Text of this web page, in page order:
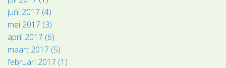
juni 2017 (4)
mei 2017 (3)
april 2017 (6)
maart 2017 (5)
februari 2017 (1)